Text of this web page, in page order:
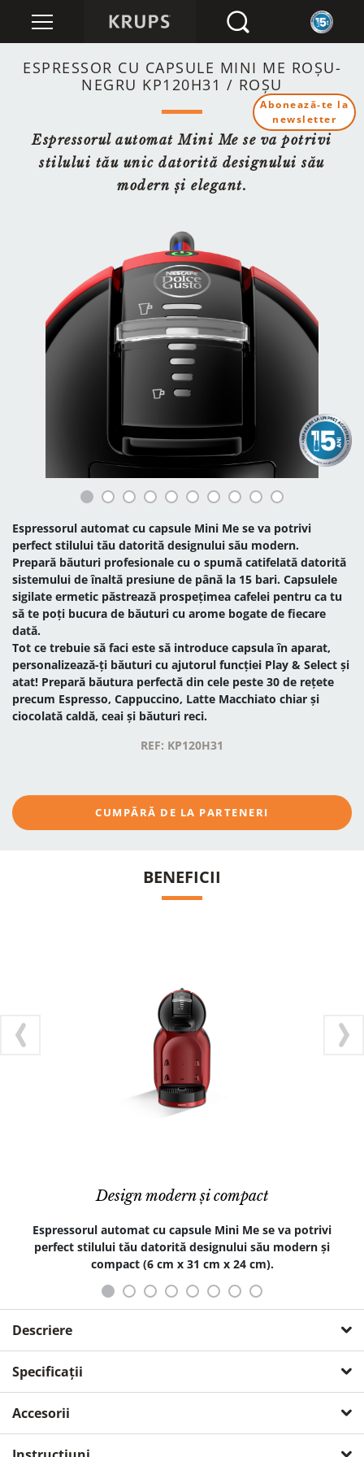
ESPRESSOR CU CAPSULE MINI ME ROȘU-
NEGRU KP120H31 / ROȘU
Espressorul automat Mini Me se va potrivi
stilului tău unic datorită designului său
modern și elegant.
Espressorul automat cu capsule Mini Me se va potrivi
perfect stilului tău datorită designului său modern.
Prepară băuturi profesionale cu o spumă catifelată datorită
sistemului de înaltă presiune de până la 15 bari. Capsulele
sigilate ermetic păstrează prospețimea cafelei pentru ca tu
să te poți bucura de băuturi cu arome bogate de fiecare
dată.
Tot ce trebuie să faci este să introduce capsula în aparat,
personalizează-ți băuturi cu ajutorul funcției Play & Select și
atat! Prepară băutura perfectă din cele peste 30 de rețete
precum Espresso, Cappuccino, Latte Macchiato chiar și
ciocolată caldă, ceai și băuturi reci.
REF: KP120H31
CUMPĂRĂ DE LA PARTENERI
BENEFICII
Design modern și compact
Espressorul automat cu capsule Mini Me se va potrivi
perfect stilului tău datorită designului său modern și
compact (6 cm x 31 cm x 24 cm).
Descriere
Mini Me se va potrivi perfect stilului tău datorită designului
său modern.
Specificații
globale
Accesorii
Abonează-te la
newsletter